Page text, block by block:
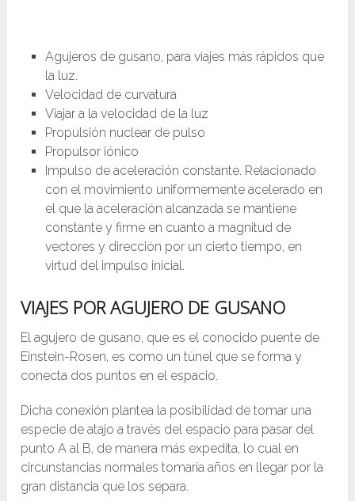
Agujeros de gusano, para viajes más rápidos que
la luz.
Velocidad de curvatura
Viajar a la velocidad de la luz
Propulsión nuclear de pulso
Propulsor iónico
Impulso de aceleración constante. Relacionado
con el movimiento uniformemente acelerado en
el que la aceleración alcanzada se mantiene
constante y firme en cuanto a magnitud de
vectores y dirección por un cierto tiempo, en
virtud del impulso inicial.
VIAJES POR AGUJERO DE GUSANO
El agujero de gusano, que es el conocido puente de
Einstein-Rosen, es como un túnel que se forma y
conecta dos puntos en el espacio.
Dicha conexión plantea la posibilidad de tomar una
especie de atajo a través del espacio para pasar del
punto A al B, de manera más expedita, lo cual en
circunstancias normales tomaría años en llegar por la
gran distancia que los separa.